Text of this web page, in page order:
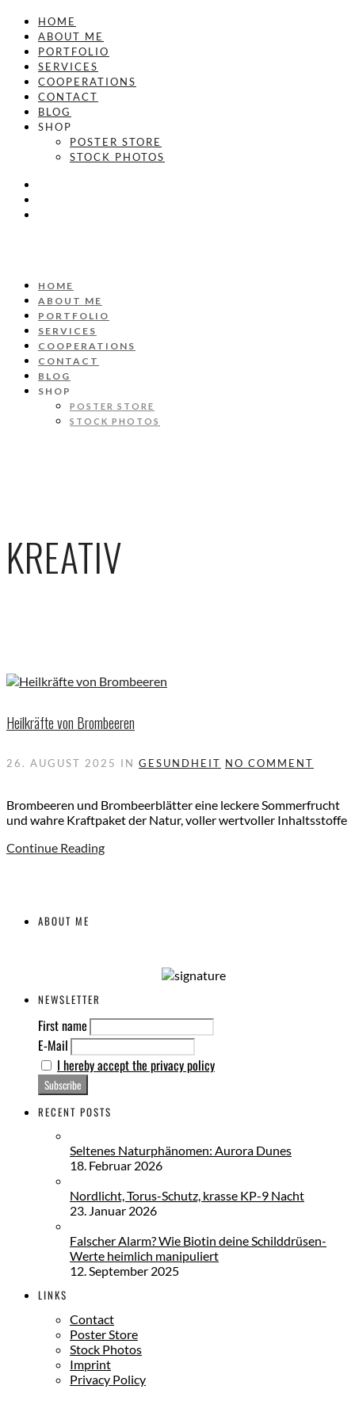
HOME
ABOUT ME
PORTFOLIO
SERVICES
COOPERATIONS
CONTACT
BLOG
SHOP
POSTER STORE
STOCK PHOTOS
HOME
ABOUT ME
PORTFOLIO
SERVICES
COOPERATIONS
CONTACT
BLOG
SHOP
POSTER STORE
STOCK PHOTOS
KREATIV
Heilkräfte von Brombeeren
26. AUGUST 2025 IN GESUNDHEIT NO COMMENT
Brombeeren und Brombeerblätter eine leckere Sommerfrucht
und wahre Kraftpaket der Natur, voller wertvoller Inhaltsstoffe
Continue Reading
ABOUT ME
NEWSLETTER
First name
E-Mail
I hereby accept the privacy policy
RECENT POSTS
Seltenes Naturphänomen: Aurora Dunes
18. Februar 2026
Nordlicht, Torus-Schutz, krasse KP-9 Nacht
23. Januar 2026
Falscher Alarm? Wie Biotin deine Schilddrüsen-
Werte heimlich manipuliert
12. September 2025
LINKS
Contact
Poster Store
Stock Photos
Imprint
Privacy Policy